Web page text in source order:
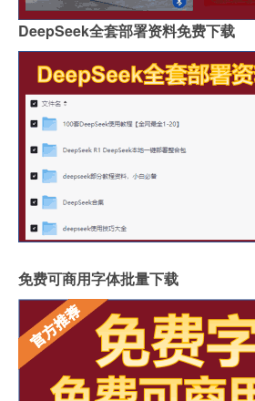
DeepSeek全套部署资料免费下载
免费可商用字体批量下载